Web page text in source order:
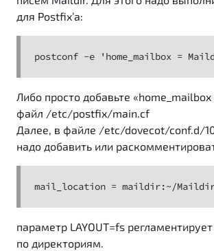
для Postfix’a:
postconf -e 'home_mailbox =
Либо просто добавьте
файл /etc/postfix/main.cf
Далее, в файле /etc/dovecot/conf.d/
надо добавить или
mail_location = maildir:~/
параметр LAYOUT=fs
по директориям.